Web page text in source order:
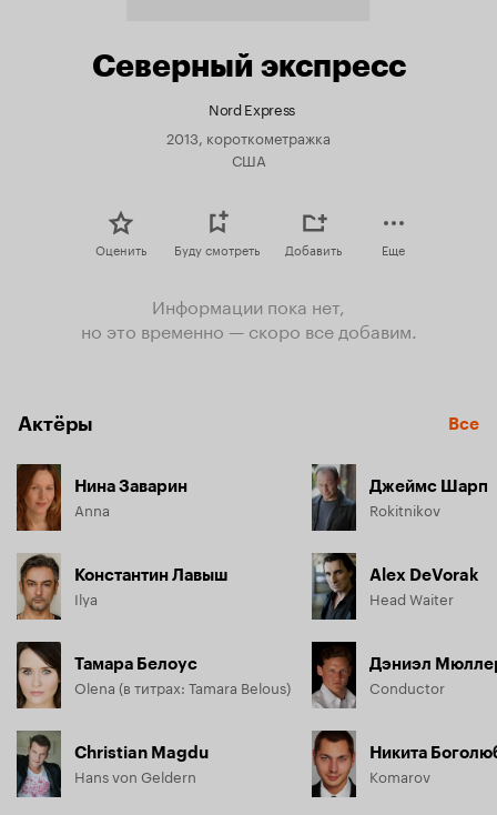
Северный экспресс
Nord Express
2013, короткометражка
США
Оценить Буду смотреть Добавить Еще
Информации пока нет,
но это временно — скоро все добавим.
Актёры Все
Нина Заварин
Anna
Константин Лавыш
Ilya
Тамара Белоус
Olena (в титрах: Tamara Belous)
Christian Magdu
Hans von Geldern
Джеймс Шарп
Rokitnikov
Alex DeVorak
Head Waiter
Дэниэл
Conductor
Никита
Komarov